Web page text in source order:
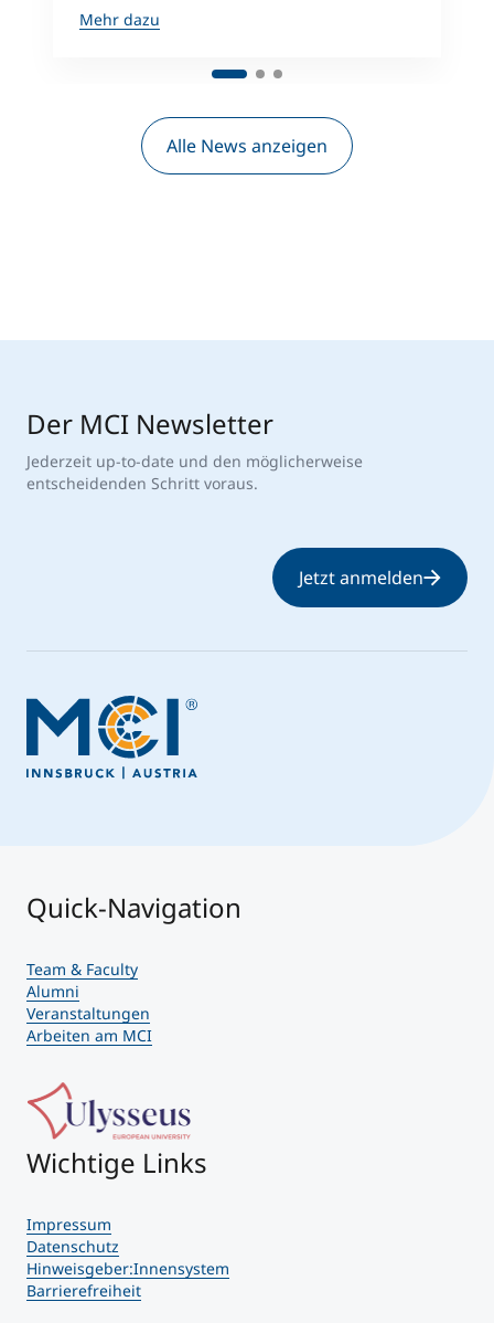
Mehr dazu
Alle News anzeigen
Der MCI Newsletter
Jederzeit up-to-date und den möglicherweise
entscheidenden Schritt voraus.
Jetzt anmelden
Quick-Navigation
Team & Faculty
Alumni
Veranstaltungen
Arbeiten am MCI
Wichtige Links
Impressum
Datenschutz
Hinweisgeber:Innensystem
Barrierefreiheit